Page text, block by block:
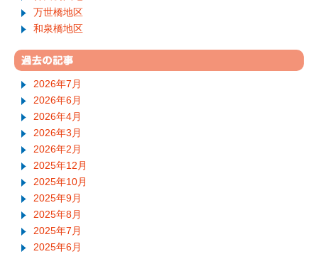
万世橋地区
和泉橋地区
2026年7月
2026年6月
2026年4月
2026年3月
2026年2月
2025年12月
2025年10月
2025年9月
2025年8月
2025年7月
2025年6月